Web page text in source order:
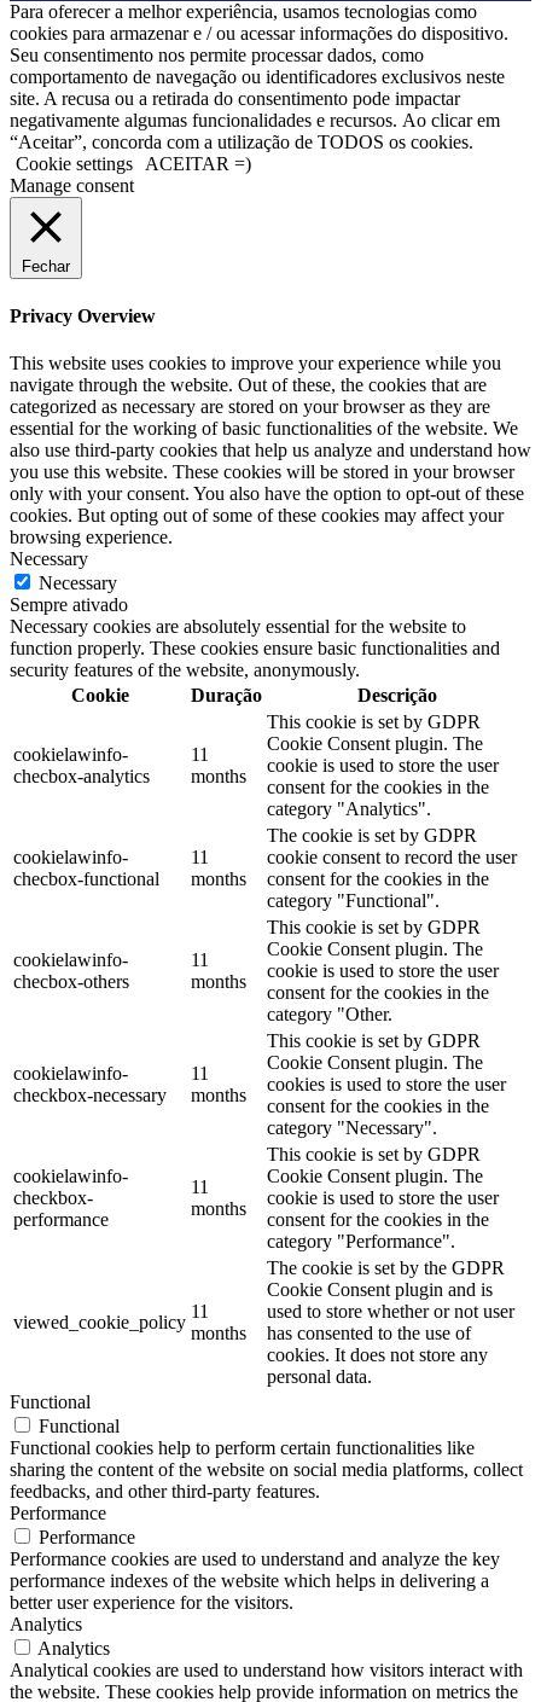
Para oferecer a melhor experiência, usamos tecnologias como
cookies para armazenar e / ou acessar informações do dispositivo.
Seu consentimento nos permite processar dados, como
comportamento de navegação ou identificadores exclusivos neste
site. A recusa ou a retirada do consentimento pode impactar
negativamente algumas funcionalidades e recursos. Ao clicar em
“Aceitar”, concorda com a utilização de TODOS os cookies.
Cookie settings ACEITAR =)
Manage consent
Fechar
Privacy Overview
This website uses cookies to improve your experience while you
navigate through the website. Out of these, the cookies that are
categorized as necessary are stored on your browser as they are
essential for the working of basic functionalities of the website. We
also use third-party cookies that help us analyze and understand how
you use this website. These cookies will be stored in your browser
only with your consent. You also have the option to opt-out of these
cookies. But opting out of some of these cookies may affect your
browsing experience.
Necessary
Necessary
Sempre ativado
Necessary cookies are absolutely essential for the website to
function properly. These cookies ensure basic functionalities and
security features of the website, anonymously.
Cookie
Duração Descrição
cookielawinfo-
checbox-analytics
11
months
This cookie is set by GDPR
Cookie Consent plugin. The
cookie is used to store the user
consent for the cookies in the
category "Analytics".
cookielawinfo-
checbox-functional
11
months
The cookie is set by GDPR
cookie consent to record the user
consent for the cookies in the
category "Functional".
cookielawinfo-
checbox-others
11
months
This cookie is set by GDPR
Cookie Consent plugin. The
cookie is used to store the user
consent for the cookies in the
category "Other.
cookielawinfo-
checkbox-necessary
11
months
This cookie is set by GDPR
Cookie Consent plugin. The
cookies is used to store the user
consent for the cookies in the
category "Necessary".
cookielawinfo-
checkbox-
performance
11
months
This cookie is set by GDPR
Cookie Consent plugin. The
cookie is used to store the user
consent for the cookies in the
category "Performance".
viewed_cookie_policy
11
months
The cookie is set by the GDPR
Cookie Consent plugin and is
used to store whether or not user
has consented to the use of
cookies. It does not store any
personal data.
Functional
Functional
Functional cookies help to perform certain functionalities like
sharing the content of the website on social media platforms, collect
feedbacks, and other third-party features.
Performance
Performance
Performance cookies are used to understand and analyze the key
performance indexes of the website which helps in delivering a
better user experience for the visitors.
Analytics
Analytics
Analytical cookies are used to understand how visitors interact with
the website. These cookies help provide information on metrics the